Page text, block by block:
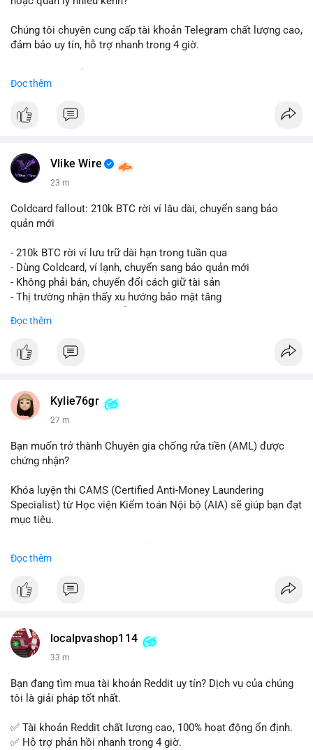
Chúng tôi chuyên cung cấp tài khoản Telegram chất lượng cao,
đảm bảo uy tín, hỗ trợ nhanh trong 4 giờ.
📞 WhatsApp: +1 660 215-8938
📧 Email: localpvashop@gmail.com
premium, PVA, aged với giá tốt nhất!
Đọc thêm
Vlike Wire
23 m
Coldcard fallout: 210k BTC rời ví lâu dài, chuyển sang bảo
quản mới
- 210k BTC rời ví lưu trữ dài hạn trong tuần qua
- Dùng Coldcard, ví lạnh, chuyển sang bảo quản mới
- Không phải bán, chuyển đổi cách giữ tài sản
- Thị trường nhận thấy xu hướng bảo mật tăng
#vlikevn #titanbot
Đọc thêm
Kylie76gr
27 m
Bạn muốn trở thành Chuyên gia chống rửa tiền (AML) được
chứng nhận?
Khóa luyện thi CAMS (Certified Anti-Money Laundering
Specialist) từ Học viện Kiểm toán Nội bộ (AIA) sẽ giúp bạn đạt
mục tiêu.
gồm tài liệu toàn diện, câu hỏi thực hành, bài thi thử sát thực
Đăng ký ngay hôm nay để nâng cao năng lực và mở rộng cơ
Đọc thêm
localpvashop114
33 m
Bạn đang tìm mua tài khoản Reddit uy tín? Dịch vụ của chúng
tôi là giải pháp tốt nhất.
✅ Tài khoản Reddit chất lượng cao, 100% hoạt động ổn định.
✅ Hỗ trợ phản hồi nhanh trong 4 giờ.